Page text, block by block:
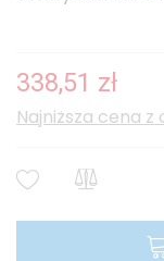
338,51 zł
Najniższa cena z